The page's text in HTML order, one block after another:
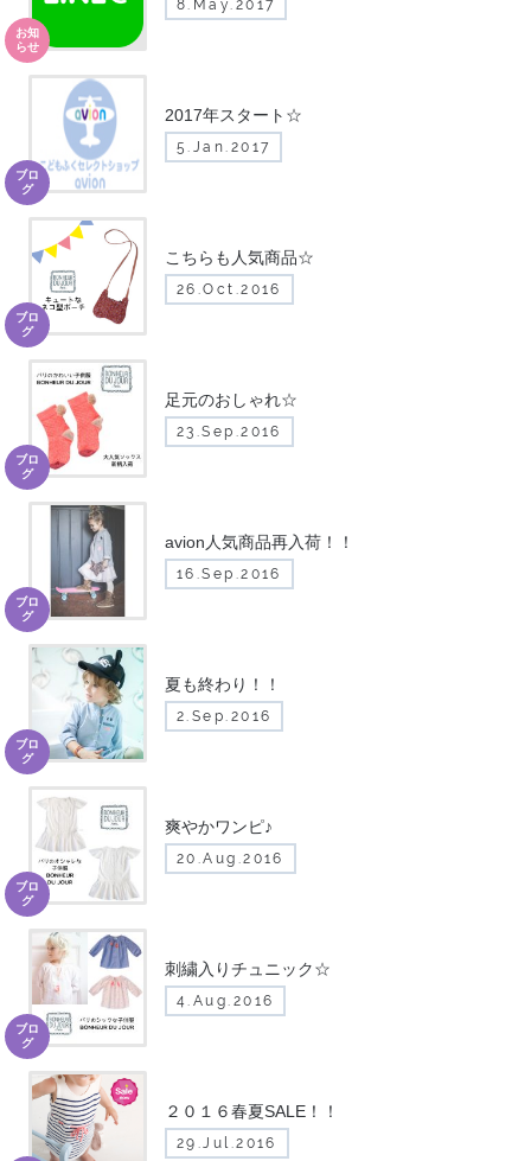
8.May.2017
お知
らせ
2017年スタート☆
5.Jan.2017
ブロ
グ
こちらも人気商品☆
26.Oct.2016
ブロ
グ
足元のおしゃれ☆
23.Sep.2016
ブロ
グ
avion人気商品再入荷！！
16.Sep.2016
ブロ
グ
夏も終わり！！
2.Sep.2016
ブロ
グ
爽やかワンピ♪
20.Aug.2016
ブロ
グ
刺繍入りチュニック☆
4.Aug.2016
ブロ
グ
２０１６春夏SALE！！
29.Jul.2016